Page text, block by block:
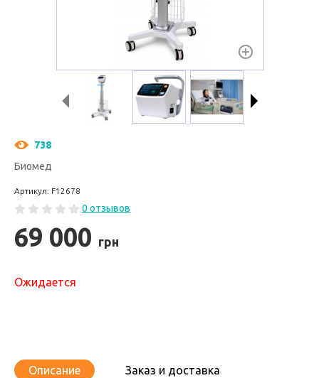
738
Биомед
Артикул: F12678
0 отзывов
69 000 грн
Ожидается
Описание
Заказ и доставка